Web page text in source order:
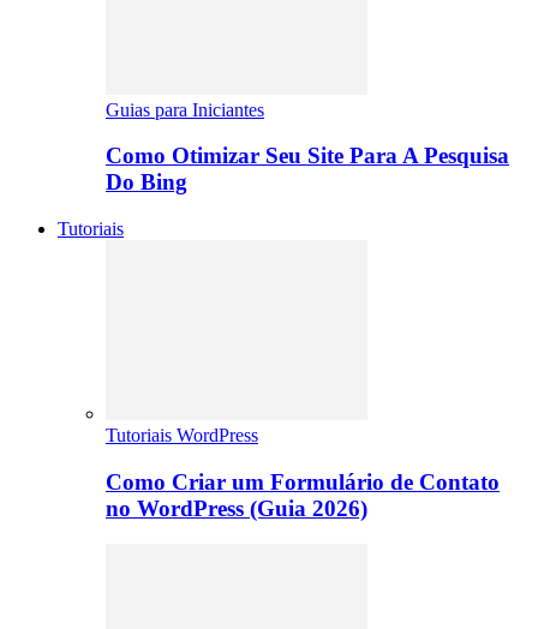
Guias para Iniciantes
Como Otimizar Seu Site Para A Pesquisa
Do Bing
Tutoriais
Tutoriais WordPress
Como Criar um Formulário de Contato
no WordPress (Guia 2026)